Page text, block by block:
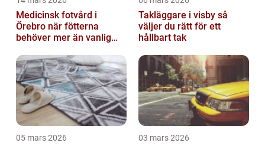
Medicinsk fotvård i
Örebro när fötterna
behöver mer än vanlig
Takläggare i visby så
väljer du rätt för ett
hållbart tak
05 mars 2026 03 mars 2026